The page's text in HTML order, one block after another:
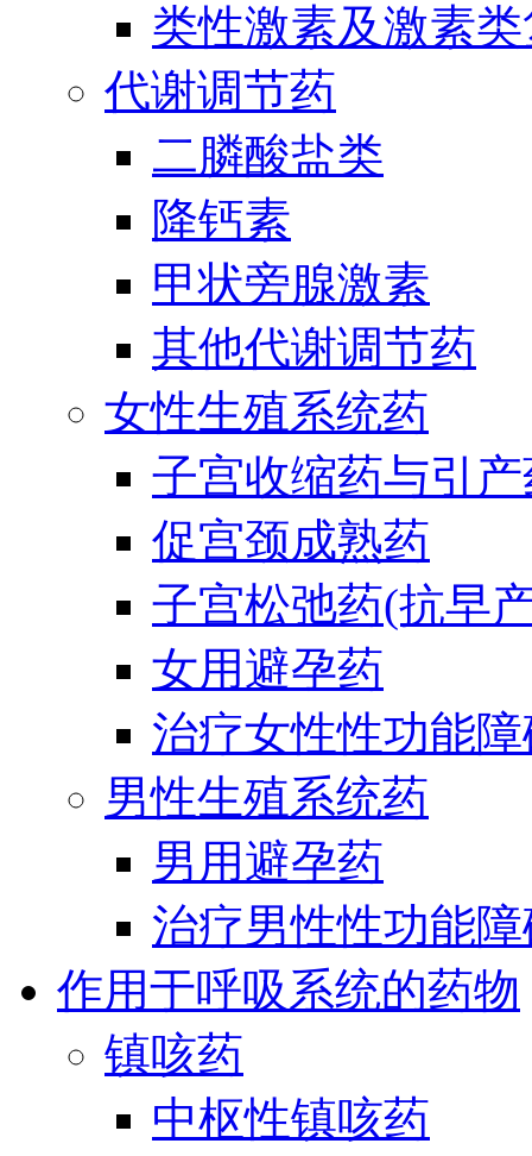
类性激素及激素
代谢调节药
二膦酸盐类
降钙素
甲状旁腺激素
其他代谢调节药
女性生殖系统药
子宫收缩药与引
促宫颈成熟药
子宫松弛药(抗早
女用避孕药
治疗女性性功能
男性生殖系统药
男用避孕药
治疗男性性功能
作用于呼吸系统的药物
镇咳药
中枢性镇咳药